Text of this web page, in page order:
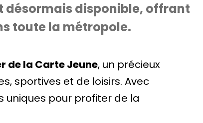
désormais disponible, offrant
toute la métropole.
de la Carte Jeune, un précieux
sportives et de loisirs. Avec
uniques pour profiter de la